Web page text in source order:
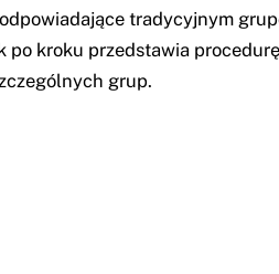
tradycyjnym
kroku przedstawia
grup.